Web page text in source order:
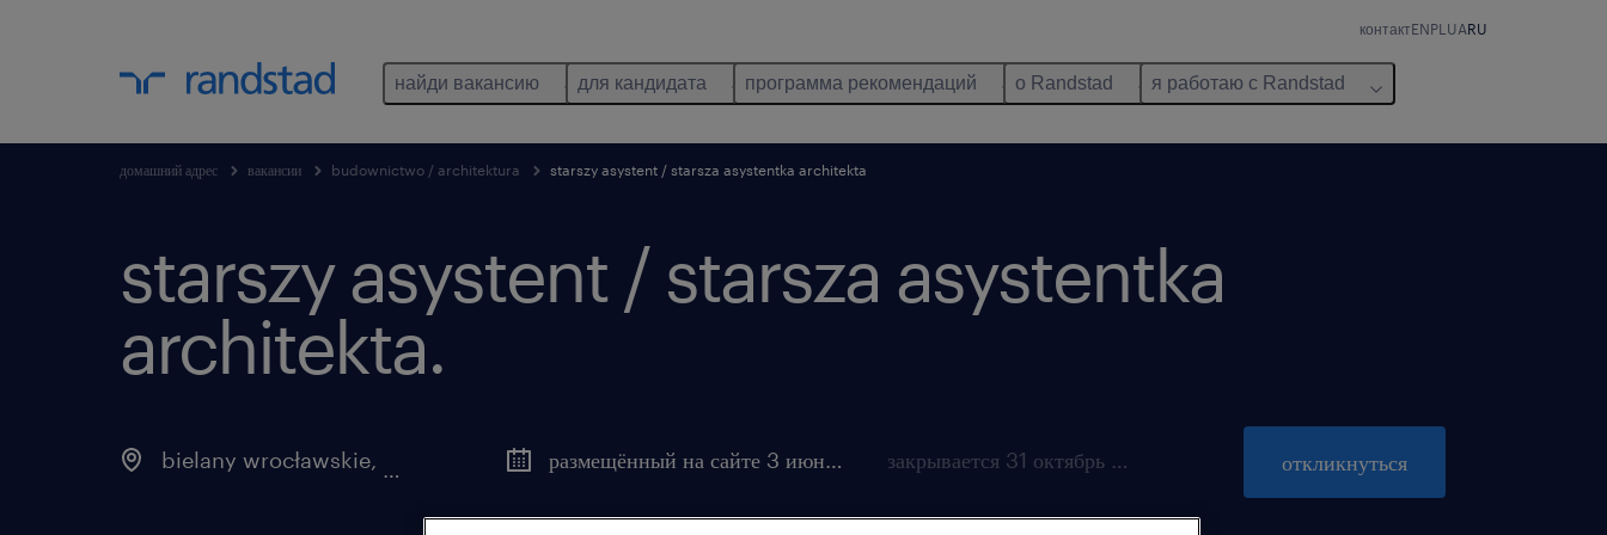
контактENPL UARU
найди вакансию для кандидата программа рекомендаций о Randstad я работаю с Randstad
домашний адрес вакансии budownictwo / architektura starszy asystent / starsza asystentka architekta
starszy asystent / starsza asystentka
architekta.
bielany wrocławskie, dolnośląskie размещённый на сайте 3 июнь 2026 закрывается 31 октябрь 2026 откликнуться